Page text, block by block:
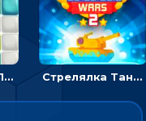
Головоломка 10х10 Стрелялка Танковые войны: бить по танку врага, чтобы уничтожить зло